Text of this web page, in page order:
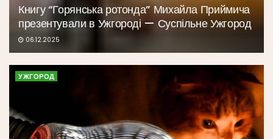
Книгу “Горянська ротонда” Михайла Приймича
презентували в Ужгороді — Суспільне Ужгород
06.12.2025
УЖГОРОД